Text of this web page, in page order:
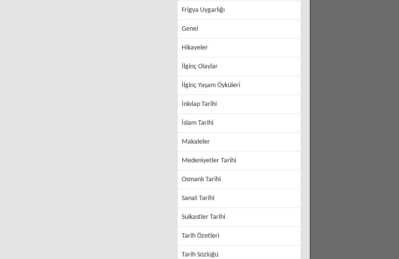
Frigya Uygarlığı
Genel
Hikayeler
İlginç Olaylar
İlginç Yaşam Öyküleri
İnkılap Tarihi
İslam Tarihi
Makaleler
Medeniyetler Tarihi
Osmanlı Tarihi
Sanat Tarihi
Suikastler Tarihi
Tarih Özetleri
Tarih Sözlüğü